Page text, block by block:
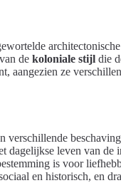
de koloniale stijl die
aangezien ze
dagelijkse leven van de
is voor
en historisch, en